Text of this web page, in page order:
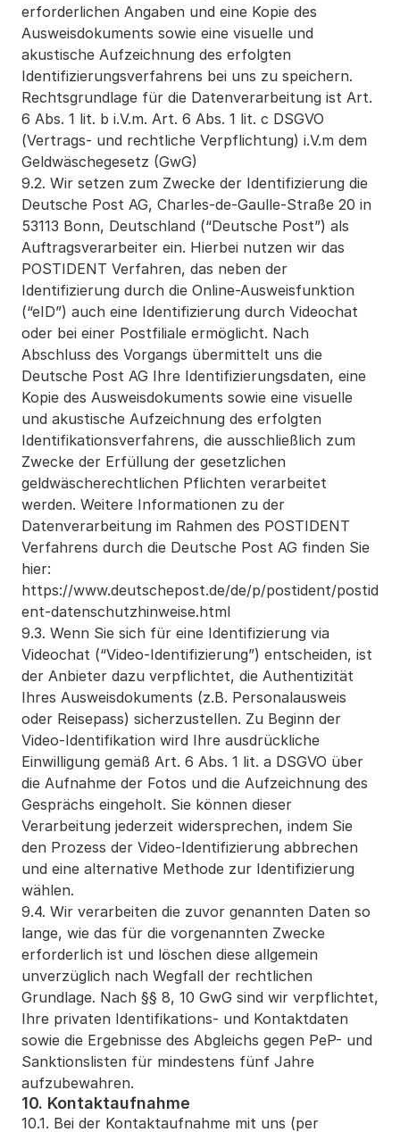
erforderlichen Angaben und eine Kopie des
Ausweisdokuments sowie eine visuelle und
akustische Aufzeichnung des erfolgten
Identifizierungsverfahrens bei uns zu speichern.
Rechtsgrundlage für die Datenverarbeitung ist Art.
6 Abs. 1 lit. b i.V.m. Art. 6 Abs. 1 lit. c DSGVO
(Vertrags- und rechtliche Verpflichtung) i.V.m dem
Geldwäschegesetz (GwG)
9.2. Wir setzen zum Zwecke der Identifizierung die
Deutsche Post AG, Charles-de-Gaulle-Straße 20 in
53113 Bonn, Deutschland (“Deutsche Post”) als
Auftragsverarbeiter ein. Hierbei nutzen wir das
POSTIDENT Verfahren, das neben der
Identifizierung durch die Online-Ausweisfunktion
(“eID”) auch eine Identifizierung durch Videochat
oder bei einer Postfiliale ermöglicht. Nach
Abschluss des Vorgangs übermittelt uns die
Deutsche Post AG Ihre Identifizierungsdaten, eine
Kopie des Ausweisdokuments sowie eine visuelle
und akustische Aufzeichnung des erfolgten
Identifikationsverfahrens, die ausschließlich zum
Zwecke der Erfüllung der gesetzlichen
geldwäscherechtlichen Pflichten verarbeitet
werden. Weitere Informationen zu der
Datenverarbeitung im Rahmen des POSTIDENT
Verfahrens durch die Deutsche Post AG finden Sie
hier:
https://www.deutschepost.de/de/p/postident/postid
ent-datenschutzhinweise.html
9.3. Wenn Sie sich für eine Identifizierung via
Videochat (“Video-Identifizierung”) entscheiden, ist
der Anbieter dazu verpflichtet, die Authentizität
Ihres Ausweisdokuments (z.B. Personalausweis
oder Reisepass) sicherzustellen. Zu Beginn der
Video-Identifikation wird Ihre ausdrückliche
Einwilligung gemäß Art. 6 Abs. 1 lit. a DSGVO über
die Aufnahme der Fotos und die Aufzeichnung des
Gesprächs eingeholt. Sie können dieser
Verarbeitung jederzeit widersprechen, indem Sie
den Prozess der Video-Identifizierung abbrechen
und eine alternative Methode zur Identifizierung
wählen.
9.4. Wir verarbeiten die zuvor genannten Daten so
lange, wie das für die vorgenannten Zwecke
erforderlich ist und löschen diese allgemein
unverzüglich nach Wegfall der rechtlichen
Grundlage. Nach §§ 8, 10 GwG sind wir verpflichtet,
Ihre privaten Identifikations- und Kontaktdaten
sowie die Ergebnisse des Abgleichs gegen PeP- und
Sanktionslisten für mindestens fünf Jahre
aufzubewahren.
10. Kontaktaufnahme
10.1. Bei der Kontaktaufnahme mit uns (per